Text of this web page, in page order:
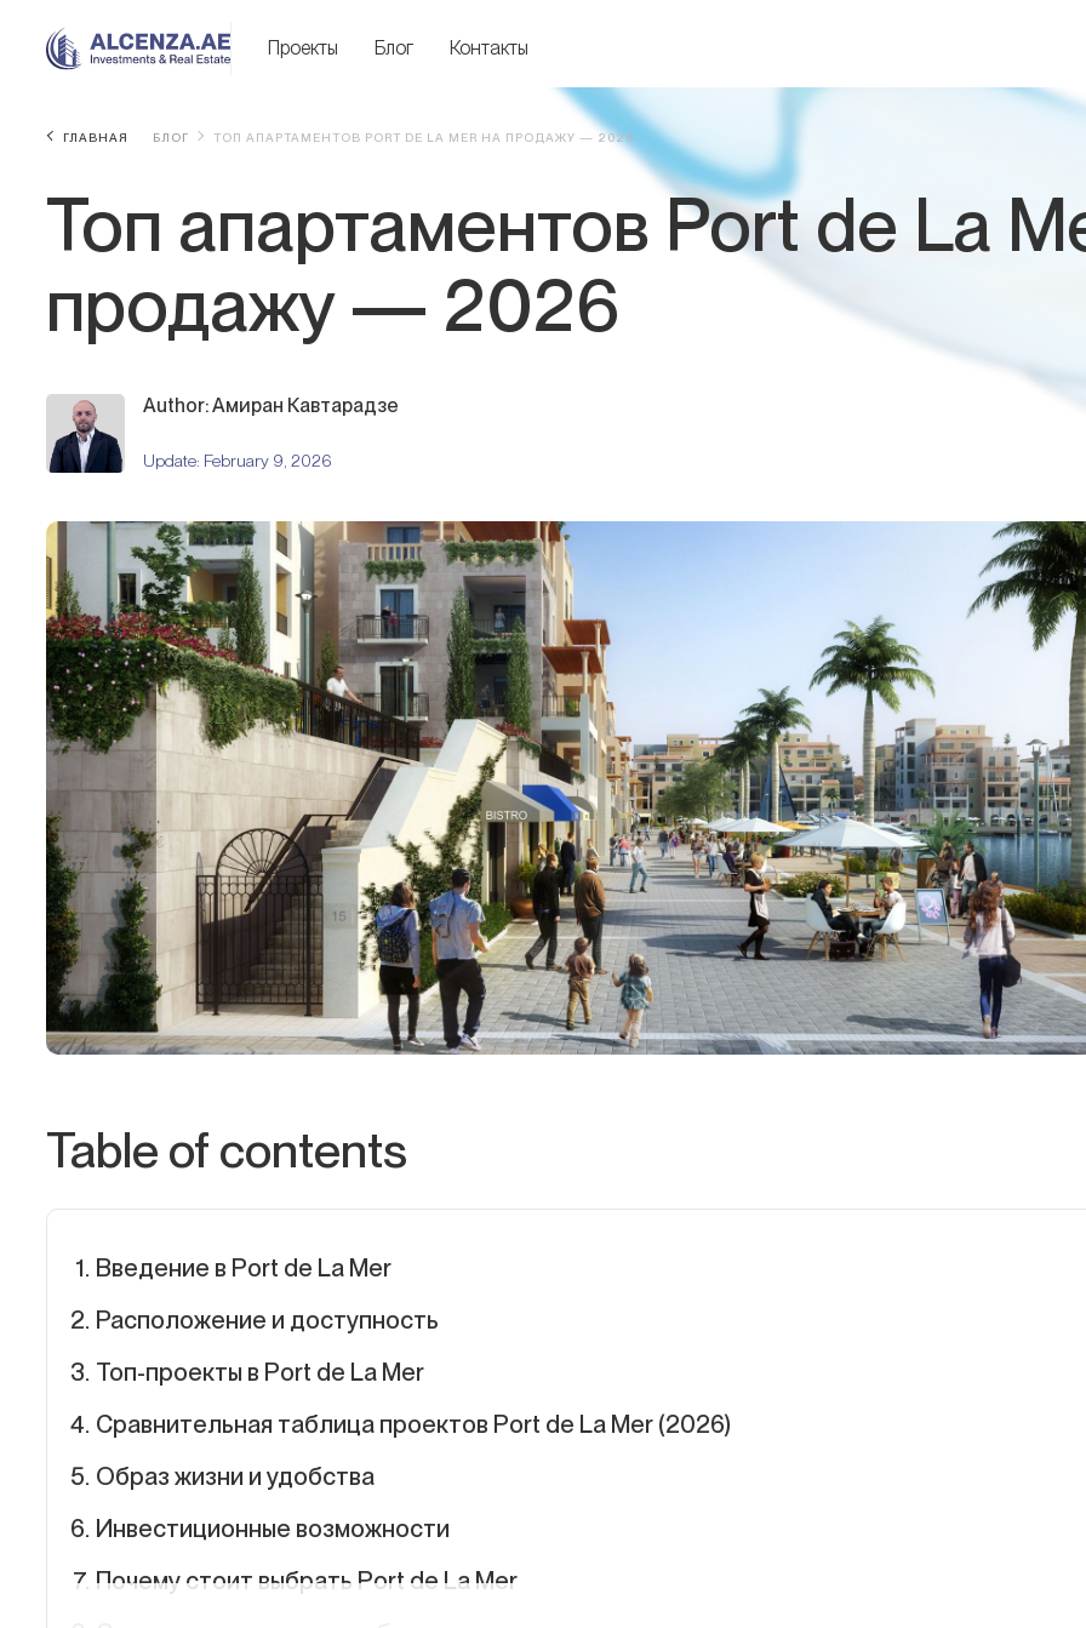
Проекты Блог Контакты
ГЛАВНАЯ БЛОГ ТОП АПАРТАМЕНТОВ PORT DE LA MER НА ПРОДАЖУ — 2026
Топ апартаментов Port de La
продажу — 2026
Author: Амиран Кавтарадзе
Update: February 9, 2026
Table of contents
Введение в Port de La Mer
Расположение и доступность
Топ-проекты в Port de La Mer
Сравнительная таблица проектов Port de La Mer (2026)
Образ жизни и удобства
Инвестиционные возможности
Почему стоит выбрать Port de La Mer